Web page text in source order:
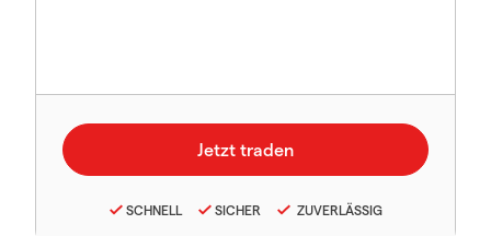
SCHNELL SICHER ZUVERLÄSSIG